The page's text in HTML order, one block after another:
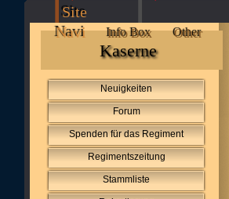
Site
Navi
Info Box Other
Kaserne
Neuigkeiten
Forum
Spenden für das Regiment
Regimentszeitung
Stammliste